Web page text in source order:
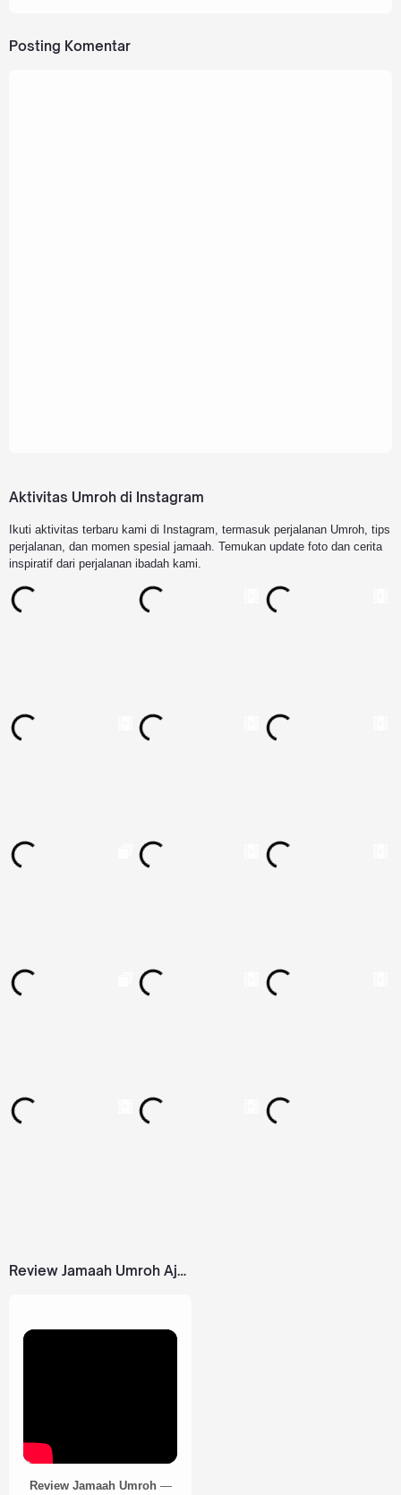
Posting Komentar
Aktivitas Umroh di Instagram
Ikuti aktivitas terbaru kami di Instagram, termasuk perjalanan Umroh, tips
perjalanan, dan momen spesial jamaah. Temukan update foto dan cerita
inspiratif dari perjalanan ibadah kami.
Review Jamaah Umroh Ajmal Noor Wisata
Review Jamaah Umroh—